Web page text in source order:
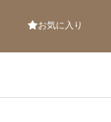
お気に入り